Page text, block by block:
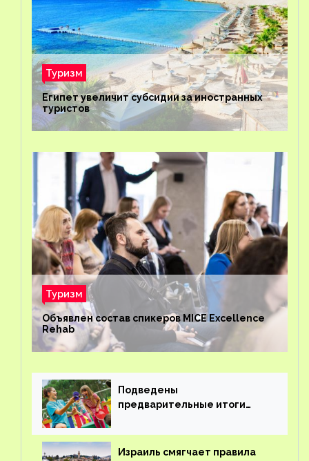
Туризм
Египет увеличит субсидии за иностранных
туристов
Туризм
Объявлен состав спикеров MICE Excellence
Rehab
Подведены
предварительные итоги
Израиль смягчает правила